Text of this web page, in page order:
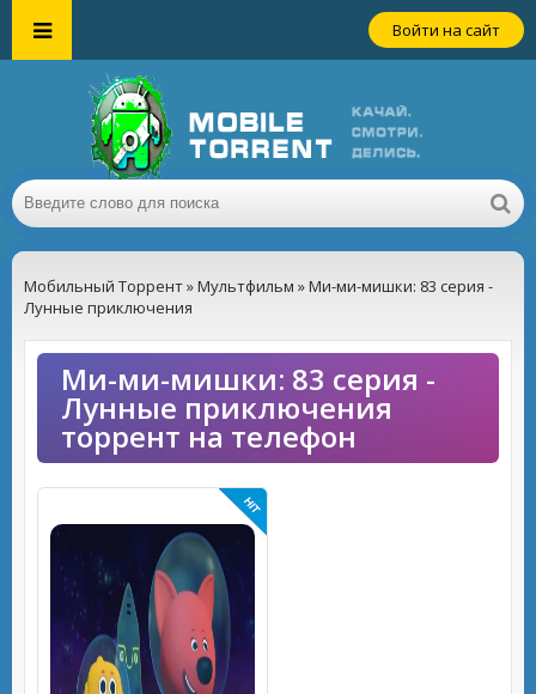
Войти на сайт
Мобильный Торрент»Мультфильм » Ми-ми-мишки: 83 серия -
Лунные приключения
Ми-ми-мишки: 83 серия -
Лунные приключения
торрент на телефон